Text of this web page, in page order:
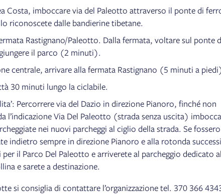
Costa, imboccare via del Paleotto attraverso il ponte di
riconoscete dalle bandierine tibetane.
Rastignano/Paleotto. Dalla fermata, voltare sul ponte
il parco (2 minuti).
centrale, arrivare alla fermata Rastignano (5 minuti a
30 minuti lungo la ciclabile.
Percorrere via del Dazio in direzione Pianoro, finché non
l’indicazione Via Del Paleotto (strada senza uscita)
nei nuovi parcheggi al ciglio della strada. Se fossero
indietro sempre in direzione Pianoro e alla rotonda
il Parco Del Paleotto e arriverete al parcheggio dedicato al
e sarete a destinazione.
si consiglia di contattare l’organizzazione tel. 370 366